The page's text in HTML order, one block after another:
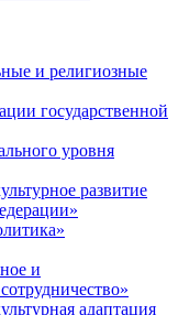
и религиозные
государственной
уровня
развитие
и
адаптация